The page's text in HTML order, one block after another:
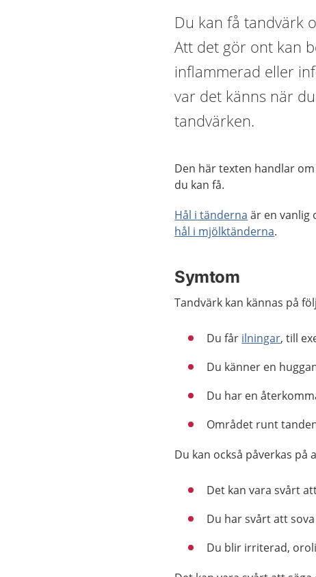
Du kan få tandvärk
Att det gör ont kan
inflammerad eller
var det känns när
tandvärken.
Den här texten handlar
du kan få.
Hål i tänderna är en vanlig
hål i mjölktänderna.
Symtom
Tandvärk kan kännas på
Du får ilningar, till
Du känner en
Du har en
Området runt
Du kan också påverkas på
Det kan vara svårt
Du har svårt att
Du blir irriterad,